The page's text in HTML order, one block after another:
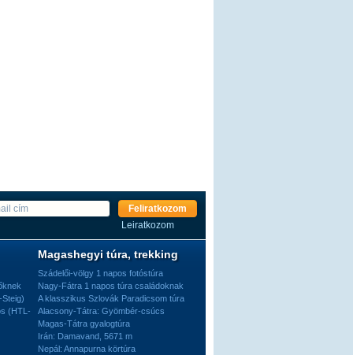
Feliratkozom
Leiratkozom
(HTL-
Magashegyi túra, trekking
Szádelői-völgy 1 napos fotóstúra
Nagy-Fátra 1 napos túra családoknak
A klasszikus Szlovák Paradicsom túra
Alacsony-Tátra: Gyömbér-csúcs
Magas-Tátra gyalogtúra
Irán: Damavand, 5671 m
Nepál: Annapurna körtúra